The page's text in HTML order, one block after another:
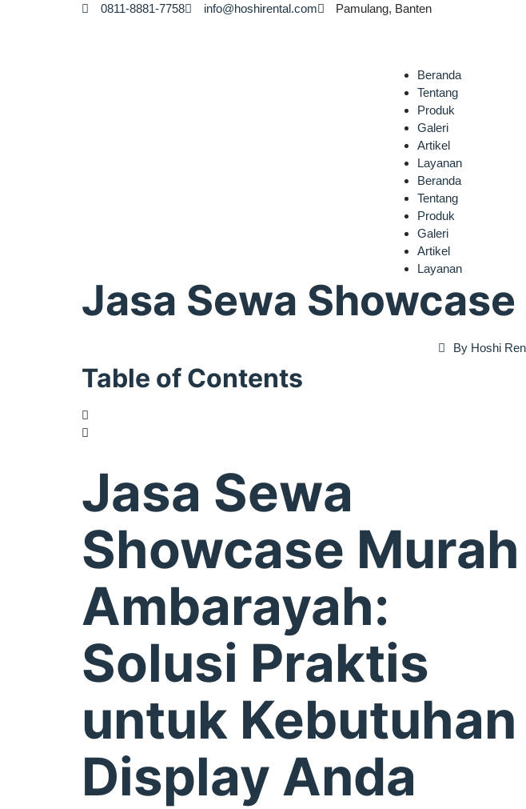
0811-8881-7758 info@hoshirental.com Pamulang, Banten
Beranda
Tentang
Produk
Galeri
Artikel
Layanan
Beranda
Tentang
Produk
Galeri
Artikel
Layanan
Jasa Sewa
ByHoshi
Table of Contents
Jasa Sewa
Showcase Murah
Ambarayah:
Solusi Praktis
untuk Kebutuhan
Display Anda